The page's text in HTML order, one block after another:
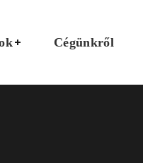
Cégünkről